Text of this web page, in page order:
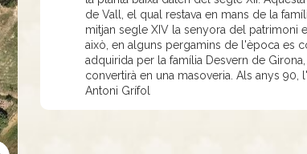
de Vall, el qual restava en mans de la
mitjan segle XIV la senyora del patrimoni
això, en alguns pergamins de l'època es
adquirida per la família Desvern de
convertirà en una masoveria. Als anys
Antoni Grífol